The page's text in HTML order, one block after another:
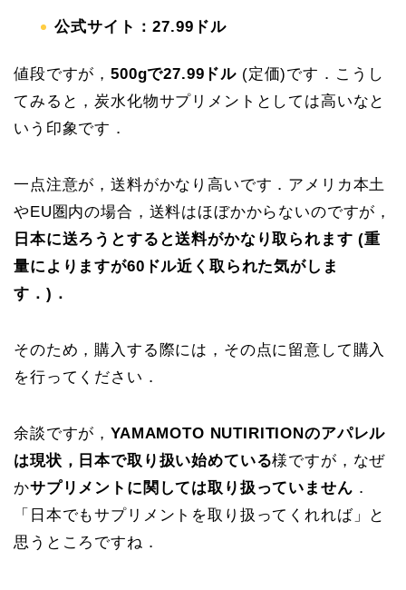
公式サイト：27.99ドル
値段ですが，500gで27.99ドル (定価)です．こうし
てみると，炭水化物サプリメントとしては高いなと
いう印象です．
一点注意が，送料がかなり高いです．アメリカ本土
やEU圏内の場合，送料はほぼかからないのですが，
日本に送ろうとすると送料がかなり取られます (重
量によりますが60ドル近く取られた気がしま
す．)．
そのため，購入する際には，その点に留意して購入
を行ってください．
余談ですが，YAMAMOTO NUTIRITIONのアパレル
は現状，日本で取り扱い始めている様ですが，なぜ
かサプリメントに関しては取り扱っていません ．
「日本でもサプリメントを取り扱ってくれれば」と
思うところですね．